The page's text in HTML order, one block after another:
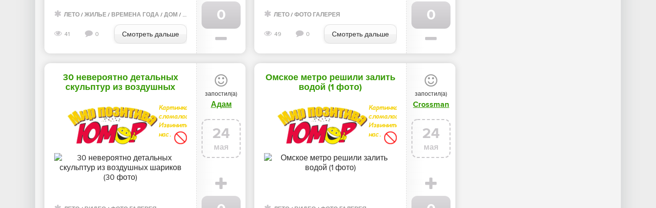
ЛЕТО/ ЖИЛЬЕ/ ВРЕМЕНА ГОДА / ДОМ / ВИДЕО ФОТО ГАЛЕРЕЯ
41 0 Смотреть дальше
0 ЛЕТО/ ФОТО ГАЛЕРЕЯ
49 0 Смотреть дальше
0
30 невероятно детальных
скульптур из воздушных
запостил(а)
Адам
24
мая
Омское метро решили залить
водой (1 фото)
запостил(а)
Crossman
24
мая